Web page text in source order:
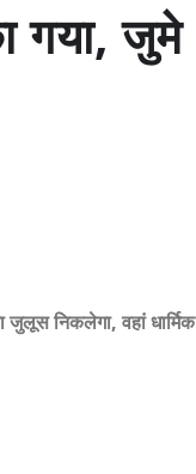
गया, जुमे
निकलेगा, वहां धार्मिक